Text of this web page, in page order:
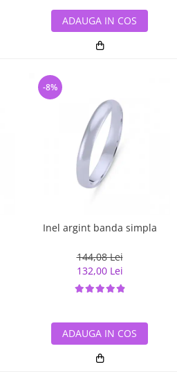
ADAUGA IN COS
Inel argint banda simpla
144,08 Lei
132,00 Lei
-8%
ADAUGA IN COS